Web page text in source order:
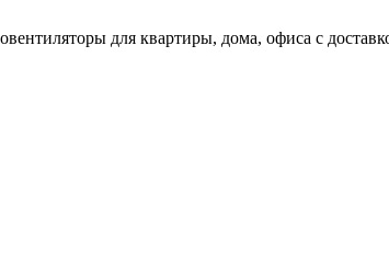
для квартиры, дома, офиса с